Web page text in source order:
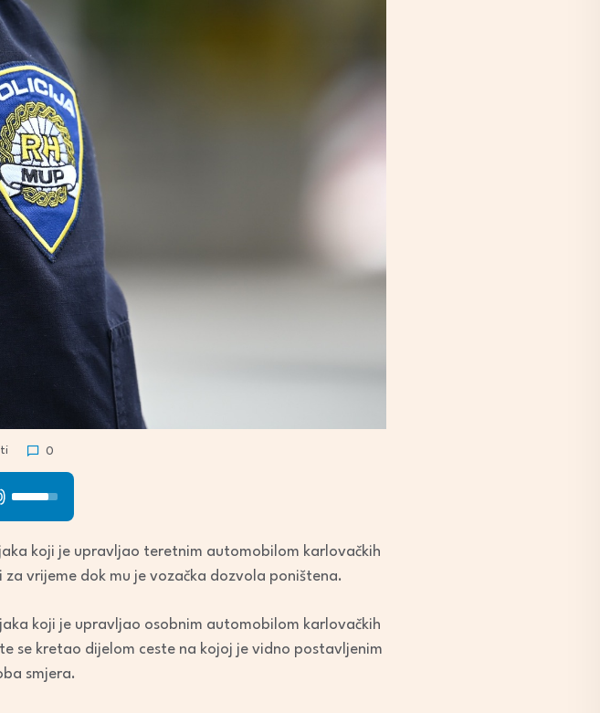
0
Use
Up/Down
volume.
koji je upravljao teretnim automobilom karlovačkih
vrijeme dok mu je vozačka dozvola poništena.
koji je upravljao osobnim automobilom karlovačkih
se kretao dijelom ceste na kojoj je vidno postavljenim
smjera.